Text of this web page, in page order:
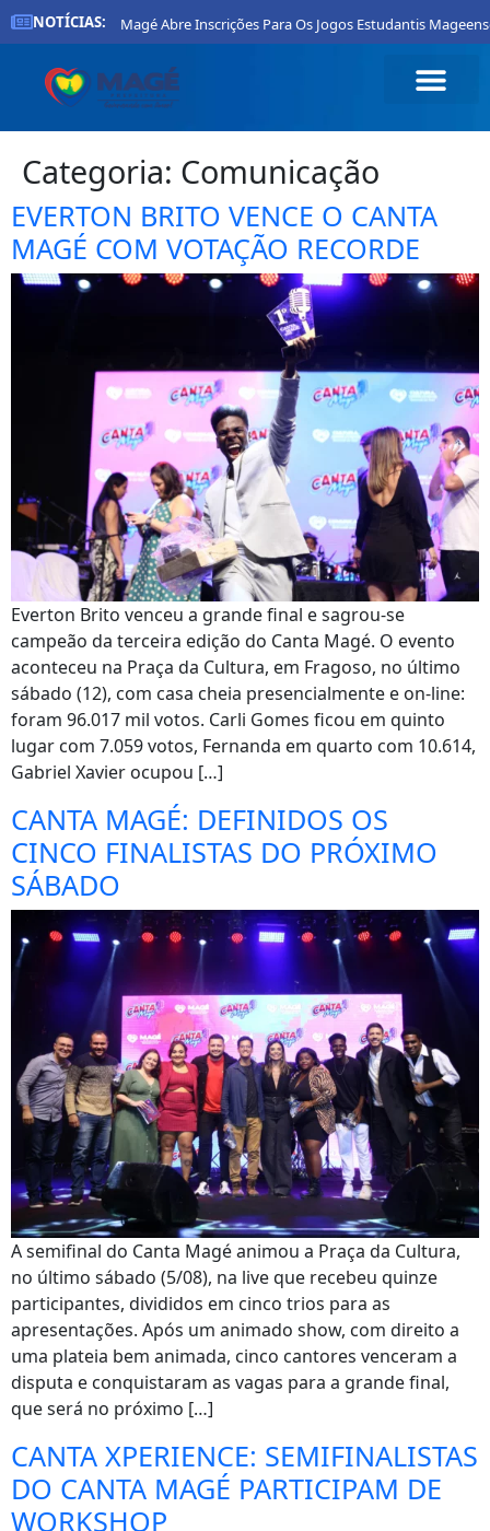
NOTÍCIAS:
De Magé Abre Inscrições Para Os Jogos Estudantis Mageenses
Categoria: Comunicação
EVERTON BRITO VENCE O CANTA
MAGÉ COM VOTAÇÃO RECORDE
Everton Brito venceu a grande final e sagrou-se
campeão da terceira edição do Canta Magé. O evento
aconteceu na Praça da Cultura, em Fragoso, no último
sábado (12), com casa cheia presencialmente e on-line:
foram 96.017 mil votos. Carli Gomes ficou em quinto
lugar com 7.059 votos, Fernanda em quarto com 10.614,
Gabriel Xavier ocupou […]
CANTA MAGÉ: DEFINIDOS OS
CINCO FINALISTAS DO PRÓXIMO
SÁBADO
A semifinal do Canta Magé animou a Praça da Cultura,
no último sábado (5/08), na live que recebeu quinze
participantes, divididos em cinco trios para as
apresentações. Após um animado show, com direito a
uma plateia bem animada, cinco cantores venceram a
disputa e conquistaram as vagas para a grande final,
que será no próximo […]
CANTA XPERIENCE: SEMIFINALISTAS
DO CANTA MAGÉ PARTICIPAM DE
WORKSHOP